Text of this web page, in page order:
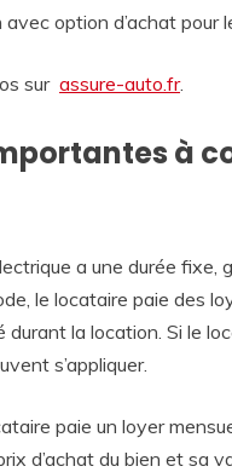
option d’achat pour
sur assure-auto.fr.
à
a une durée
le locataire paie des
durant la location. Si le
s’appliquer.
paie un loyer
d’achat du bien et sa